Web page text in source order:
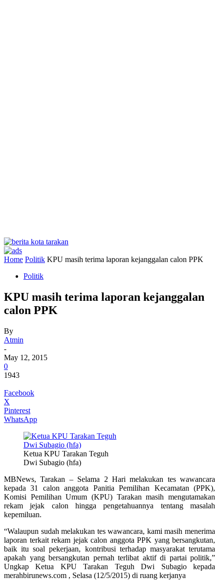
Home Politik KPU masih terima laporan kejanggalan calon PPK
Politik
KPU masih terima laporan kejanggalan
calon PPK
By
Atmin
-
May 12, 2015
0
1943
Facebook
X
Pinterest
WhatsApp
Ketua KPU Tarakan Teguh
Dwi Subagio (hfa)
MBNews, Tarakan – Selama 2 Hari melakukan tes wawancara
kepada 31 calon anggota Panitia Pemilihan Kecamatan (PPK),
Komisi Pemilihan Umum (KPU) Tarakan masih mengutamakan
rekam jejak calon hingga pengetahuannya tentang masalah
kepemiluan.
“Walaupun sudah melakukan tes wawancara, kami masih menerima
laporan terkait rekam jejak calon anggota PPK yang bersangkutan,
baik itu soal pekerjaan, kontribusi terhadap masyarakat terutama
apakah yang bersangkutan pernah terlibat aktif di partai politik,”
Ungkap Ketua KPU Tarakan Teguh Dwi Subagio kepada
merahbirunews.com , Selasa (12/5/2015) di ruang kerjanya